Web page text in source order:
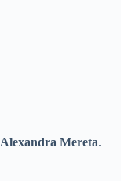
Alexandra Mereta.